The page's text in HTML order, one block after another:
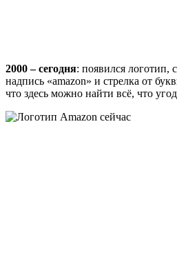
2000 – сегодня: появился логотип,
надпись «amazon» и стрелка от
что здесь можно найти всё, что